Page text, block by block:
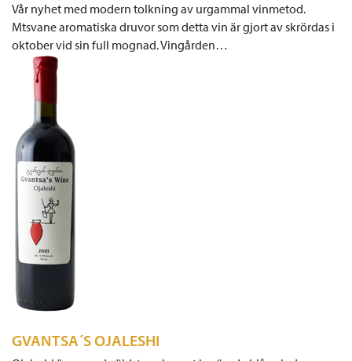
Vår nyhet med modern tolkning av urgammal vinmetod.
Mtsvane aromatiska druvor som detta vin är gjort av skrördas i
oktober vid sin full mognad. Vingården…
GVANTSA´S OJALESHI